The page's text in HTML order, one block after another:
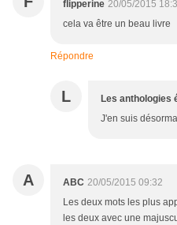
flipperine 20/05/2015
cela va être un beau livre
Répondre
L Les anthologies
J'en suis
A ABC 20/05/2015 09:32
Les deux mots les plus
les deux avec une